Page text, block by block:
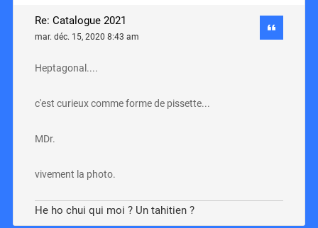
Re: Catalogue 2021
mar. déc. 15, 2020 8:43 am
Heptagonal....
c'est curieux comme forme de pissette...
MDr.
vivement la photo.
He ho chui qui moi ? Un tahitien ?